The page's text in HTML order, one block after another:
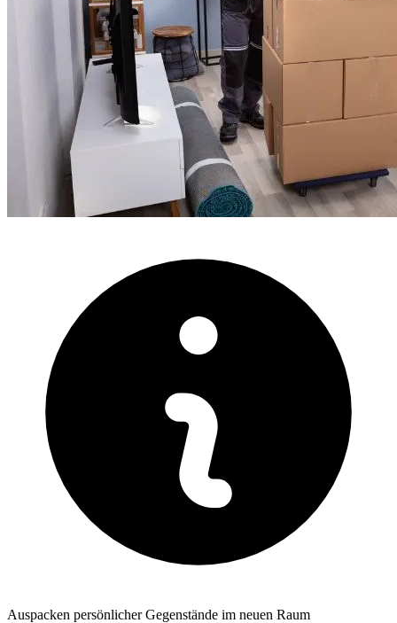
Auspacken persönlicher Gegenstände im neuen Raum